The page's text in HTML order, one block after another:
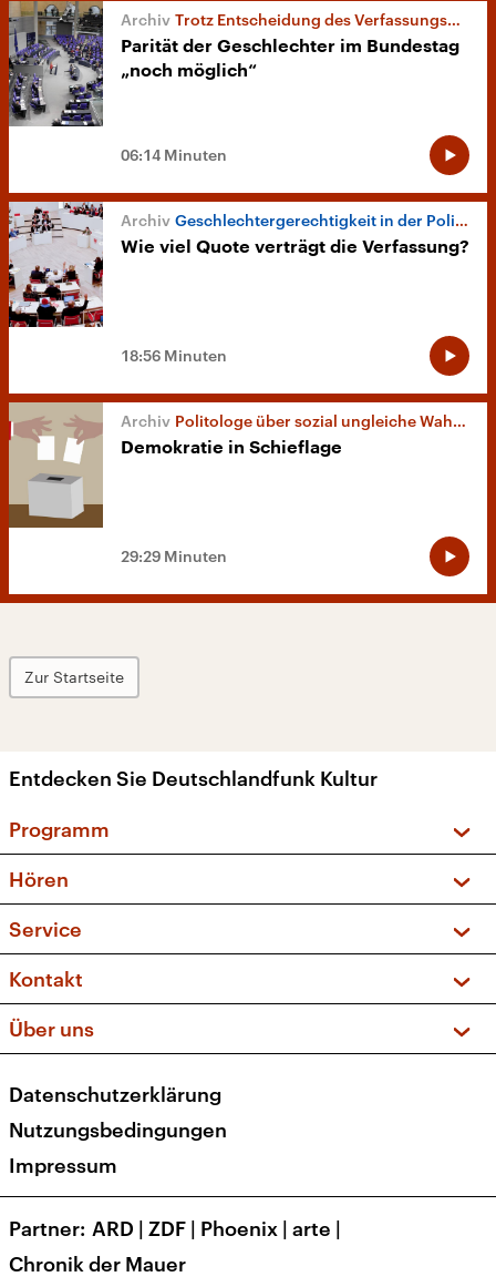
Trotz Entscheidung des Verfassungsgerichts
Parität der Geschlechter im Bundestag
„noch möglich“
06:14 Minuten
Geschlechtergerechtigkeit in der Politik
Wie viel Quote verträgt die Verfassung?
18:56 Minuten
Politologe über sozial ungleiche Wahlbeteiligung
Demokratie in Schieflage
29:29 Minuten
Zur Startseite
Entdecken Sie Deutschlandfunk Kultur
Programm
Sendungen und Podcasts
Musikliste
Kakadu – Das Kinderprogramm
Hören
Frequenzen (UKW + DAB+)
Service
FAQ
Apps
Newsletter
Kontakt
Social Media
Über uns
Presse
Karriere
Transparenz
Datenschutzerklärung
Nutzungsbedingungen
Impressum
Partner ARD | ZDF | Phoenix | arte |
Chronik der Mauer